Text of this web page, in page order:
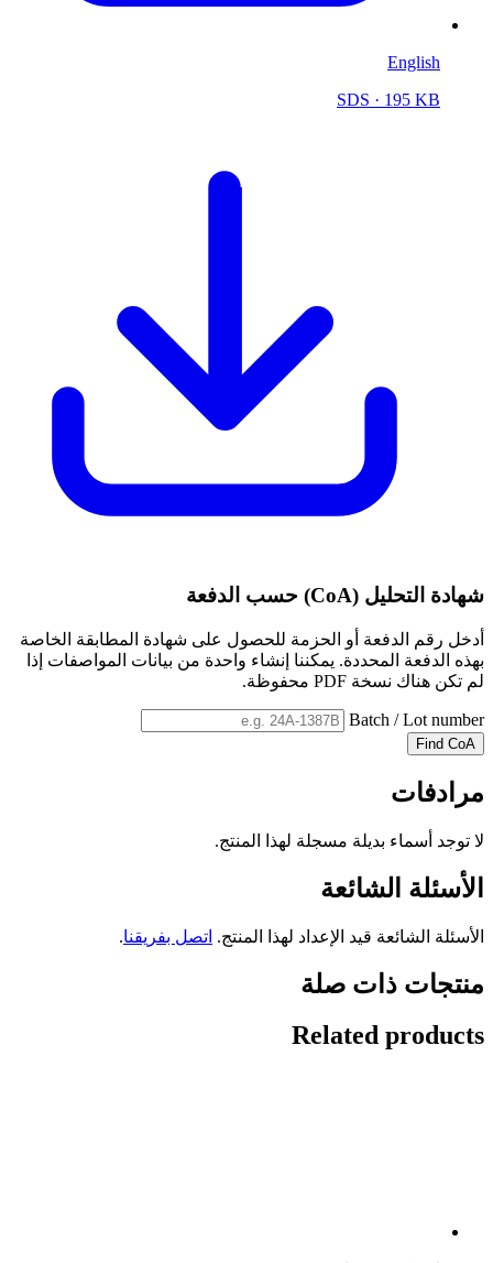
English
SDS · 195 KB
شهادة التحليل (CoA) حسب الدفعة
أدخل رقم الدفعة أو الحزمة للحصول على شهادة المطابقة الخاصة
بهذه الدفعة المحددة. يمكننا إنشاء واحدة من بيانات المواصفات إذا
لم تكن هناك نسخة PDF محفوظة.
Batch / Lot number
Find CoA
مرادفات
لا توجد أسماء بديلة مسجلة لهذا المنتج.
الأسئلة الشائعة
الأسئلة الشائعة قيد الإعداد لهذا المنتج. اتصل بفريقنا.
منتجات ذات صلة
Related products